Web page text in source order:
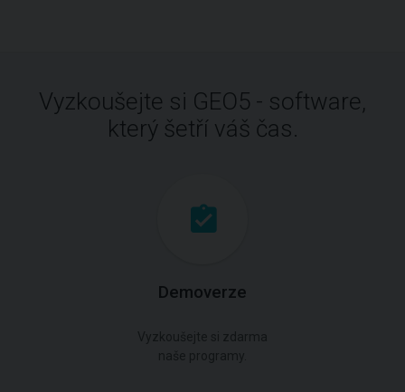
Vyzkoušejte si GEO5 - software,
který šetří váš čas.
Demoverze